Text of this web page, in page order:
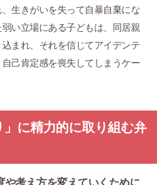
生きがいを失って自暴自棄にな
い立場にある子どもは、同居親
まれ、それを信じてアイデンテ
己肯定感を喪失してしまうケー
」に精力的に取り組む弁
や考え方を変えていくために